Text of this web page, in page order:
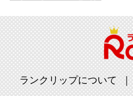
ランクリップについて